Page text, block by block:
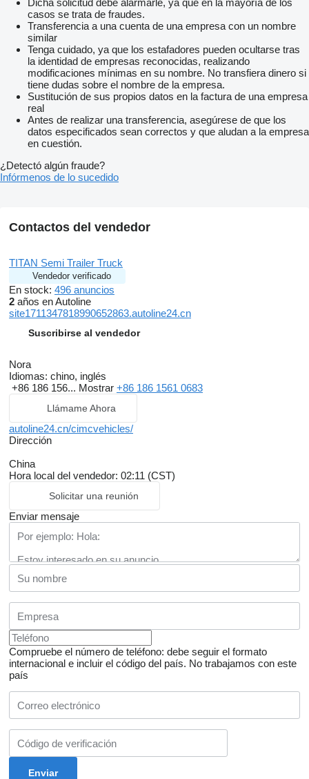
Dicha solicitud debe alarmarle, ya que en la mayoría de los
casos se trata de fraudes.
Transferencia a una cuenta de una empresa con un nombre
similar
Tenga cuidado, ya que los estafadores pueden ocultarse tras
la identidad de empresas reconocidas, realizando
modificaciones mínimas en su nombre. No transfiera dinero si
tiene dudas sobre el nombre de la empresa.
Sustitución de sus propios datos en la factura de una empresa
real
Antes de realizar una transferencia, asegúrese de que los
datos especificados sean correctos y que aludan a la empresa
en cuestión.
¿Detectó algún fraude?
Infórmenos de lo sucedido
Contactos del vendedor
TITAN Semi Trailer Truck
Vendedor verificado
En stock: 496 anuncios
2 años en Autoline
site1711347818990652863.autoline24.cn
Suscribirse al vendedor
Nora
Idiomas: chino, inglés
+86 186 156... Mostrar +86 186 1561 0683
Llámame Ahora
autoline24.cn/cimcvehicles/
Dirección
China
Hora local del vendedor: 02:11 (CST)
Solicitar una reunión
Enviar mensaje
Compruebe el número de teléfono: debe seguir el formato
internacional e incluir el código del país. No trabajamos con este
país